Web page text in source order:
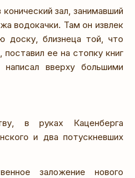
зал, занимавший
водокачки. Там он извлек
близнеца той, что
ее на стопку книг
вверху большими
в руках Каценберга
и два потускневших
заложение нового